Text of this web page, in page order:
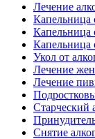
Лечение
Капельница
Капельница
Капельница
Укол от
Лечение
Лечение
Старческий
Снятие